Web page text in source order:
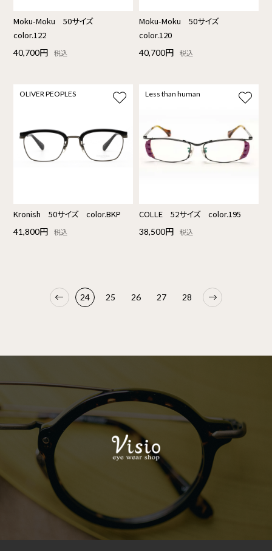
Moku-Moku 50サイズ
color.122
40,700円 税込
Moku-Moku 50サイズ
color.120
40,700円 税込
OLIVER PEOPLES
Kronish 50サイズ color.BKP
41,800円 税込
Less than human
COLLE 52サイズ color.195
38,500円 税込
24 25 26 27 28